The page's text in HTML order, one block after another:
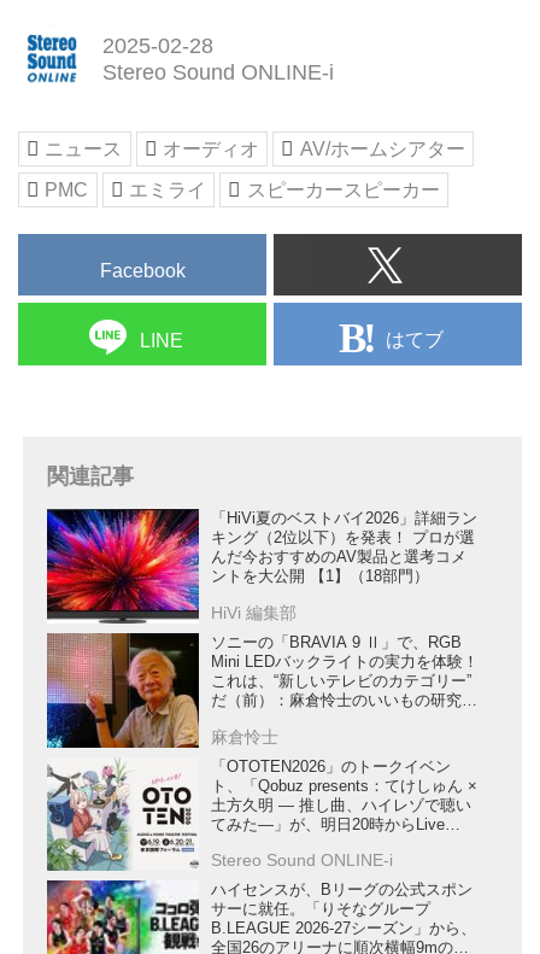
を受けており、レコーディングス
場で幅広く採用されています。
2025-02-28
Stereo Sound ONLINE-i
ニュース オーディオ
AV/ホームシアター
PMC
エミライ スピーカースピーカー
Facebook
LINE はてブ
関連記事
「HiVi夏のベストバイ2026」詳細ラン
キング（2位以下）を発表！ プロが選
んだ今おすすめのAV製品と選考コメ
ントを大公開 【1】（18部門）
HiVi 編集部
ソニーの「BRAVIA 9 Ⅱ」で、RGB
Mini LEDバックライトの実力を体験！
これは、“新しいテレビのカテゴリー”
だ（前）：麻倉怜士のいいもの研究所
麻倉怜士
「OTOTEN2026」のトークイベン
ト、「Qobuz presents：てけしゅん ×
土方久明 ― 推し曲、ハイレゾで聴い
てみた―」が、明日20時からLive
Stereo Sound ONLINE-i
ハイセンスが、Bリーグの公式スポン
サーに就任。「りそなグループ
B.LEAGUE 2026-27シーズン」から、
全国26のアリーナに順次横幅9mの